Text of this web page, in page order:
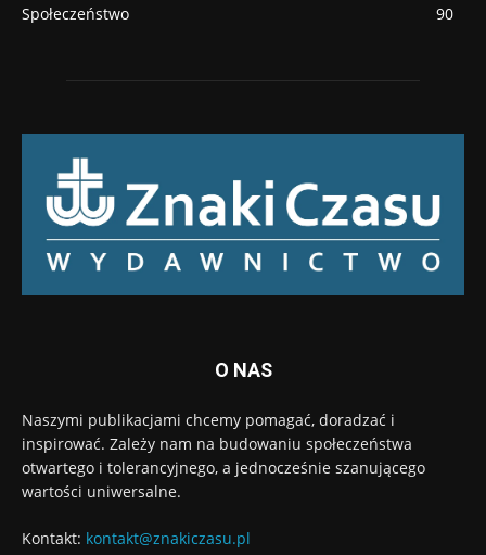
Społeczeństwo
90
O NAS
Naszymi publikacjami chcemy pomagać, doradzać i
inspirować. Zależy nam na budowaniu społeczeństwa
otwartego i tolerancyjnego, a jednocześnie szanującego
wartości uniwersalne.
Kontakt: kontakt@znakiczasu.pl